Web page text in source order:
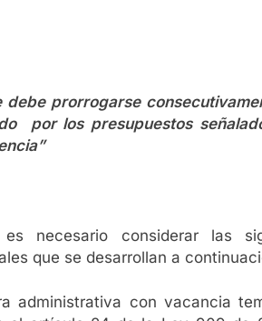
prorrogarse
por los presupuestos
necesario considerar las
que se desarrollan a
administrativa con vacancia